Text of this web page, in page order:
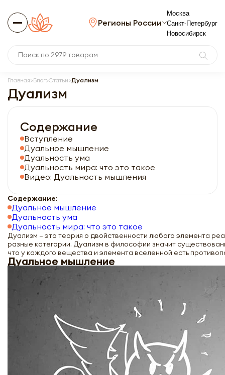
Регионы России
Москва
Санкт-Петербург
Новосибирск
Главная Блог Статьи Дуализм
Дуализм
Содержание:
Дуальное мышление
Дуальность ума
Дуальность мира: что это такое
Дуализм – это теория о двойственности любого элемента
разные категории. Дуализм в философии значит
что у каждого вещества и элемента вселенной есть
Дуальное мышление
Содержание
Вступление
Дуальное мышление
Дуальность ума
Дуальность мира: что это такое
Видео: Дуальность мышления